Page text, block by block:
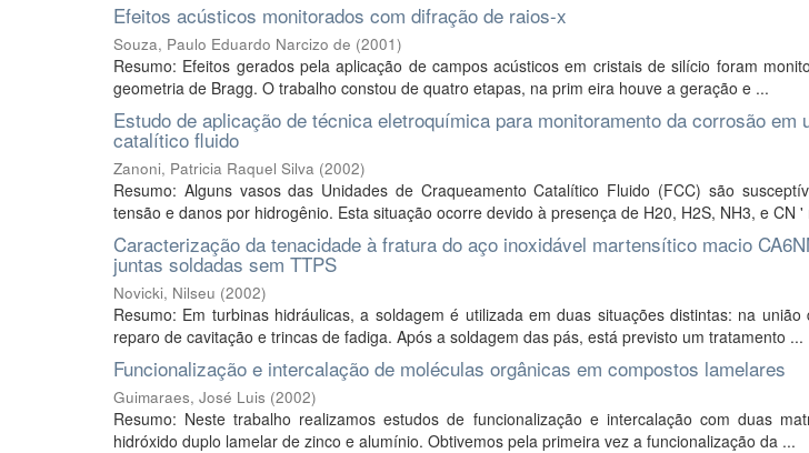
Efeitos acústicos monitorados com difração de raios-x
Souza, Paulo Eduardo Narcizo de (2001)
Resumo: Efeitos gerados pela aplicação de campos acústicos em cristais de silício foram
geometria de Bragg. O trabalho constou de quatro etapas, na prim eira houve a geração e ...
Estudo de aplicação de técnica eletroquímica para monitoramento da corrosão em
catalítico fluido
Zanoni, Patricia Raquel Silva (2002)
Resumo: Alguns vasos das Unidades de Craqueamento Catalítico Fluido (FCC) são
tensão e danos por hidrogênio. Esta situação ocorre devido à presença de H20, H2S, NH3, e CN '
Caracterização da tenacidade à fratura do aço inoxidável martensítico macio
juntas soldadas sem TTPS
Novicki, Nilseu (2002)
Resumo: Em turbinas hidráulicas, a soldagem é utilizada em duas situações distintas: na
reparo de cavitação e trincas de fadiga. Após a soldagem das pás, está previsto um tratamento ...
Funcionalização e intercalação de moléculas orgânicas em compostos lamelares
Guimaraes, José Luis (2002)
Resumo: Neste trabalho realizamos estudos de funcionalização e intercalação com duas
hidróxido duplo lamelar de zinco e alumínio. Obtivemos pela primeira vez a funcionalização da ...